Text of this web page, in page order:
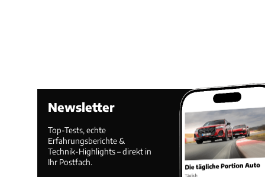
Newsletter
Top-Tests, echte
Erfahrungsberichte &
Technik-Highlights – direkt in
Ihr Postfach.